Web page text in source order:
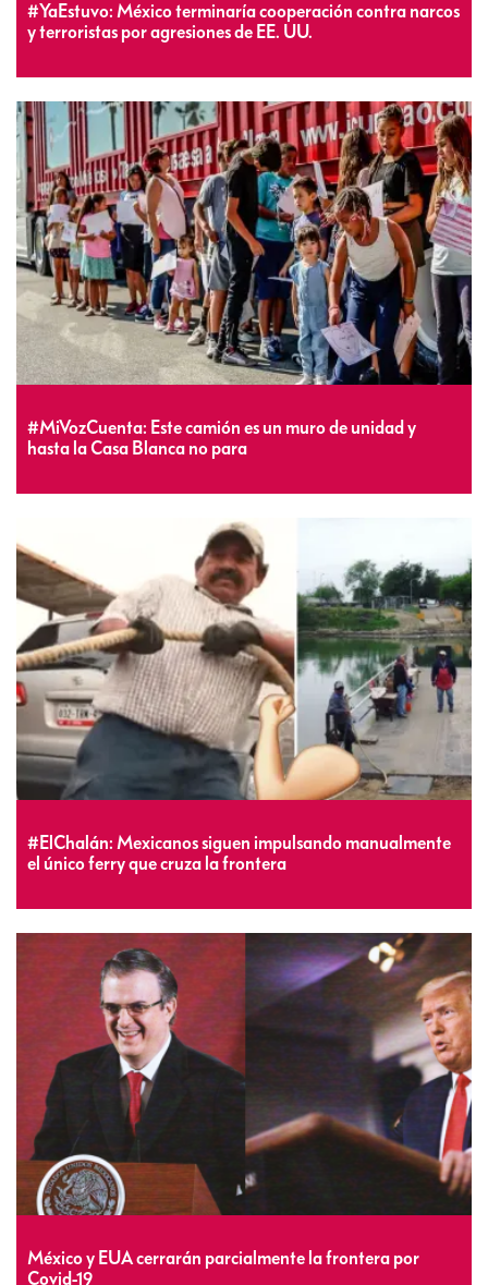
#YaEstuvo: México terminaría cooperación contra narcos
y terroristas por agresiones de EE. UU.
#MiVozCuenta: Este camión es un muro de unidad y
hasta la Casa Blanca no para
#ElChalán: Mexicanos siguen impulsando manualmente
el único ferry que cruza la frontera
México y EUA cerrarán parcialmente la frontera por
Covid-19